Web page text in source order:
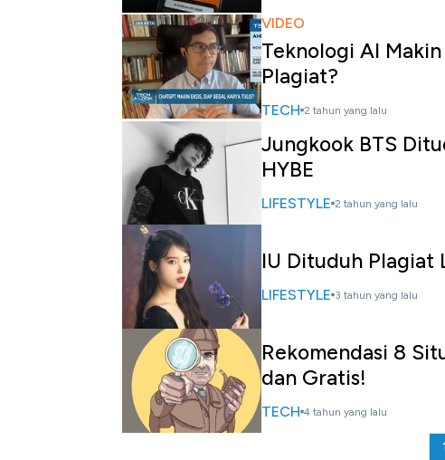
VIDEO
Teknologi AI
Plagiat?
TECH 2 tahun yang lalu
Jungkook BTS
HYBE
LIFESTYLE 2 tahun yang lalu
IU Dituduh Plagiat
LIFESTYLE 3 tahun yang lalu
Rekomendasi 8
dan Gratis!
TECH 4 tahun yang lalu
1